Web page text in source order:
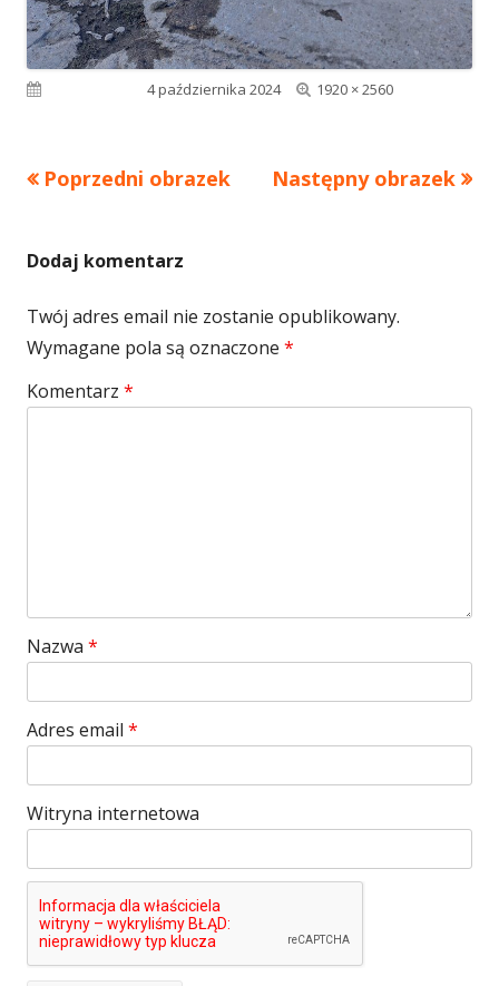
Opublikowano4 października 2024
Pełny
1920 × 2560
Poprzedni obrazek Następny obrazek
Dodaj komentarz
Twój adres email nie zostanie opublikowany.
Wymagane pola są oznaczone *
Komentarz *
Nazwa *
Adres email *
Witryna internetowa